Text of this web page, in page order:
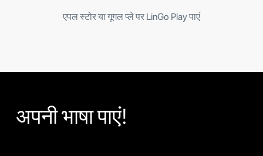
एपल स्टोर या गूगल प्ले पर LinGo Play पाएं
अपनी भाषा पाएं!